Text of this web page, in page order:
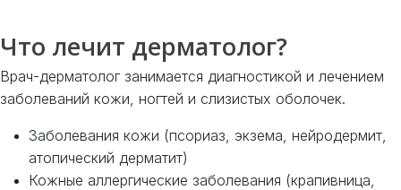
Что лечит дерматолог?
Врач-дерматолог занимается диагностикой и лечением
заболеваний кожи, ногтей и слизистых оболочек.
Заболевания кожи (псориаз, экзема, нейродермит,
атопический дерматит)
Кожные аллергические заболевания (крапивница,